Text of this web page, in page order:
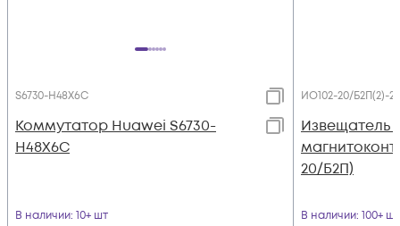
S6730-H48X6C
Коммутатор Huawei S6730-
H48X6C
В наличии: 10+ шт
ИО102-20/Б2П(2)-
Извещатель
20/Б2П)
В наличии: 100+ шт